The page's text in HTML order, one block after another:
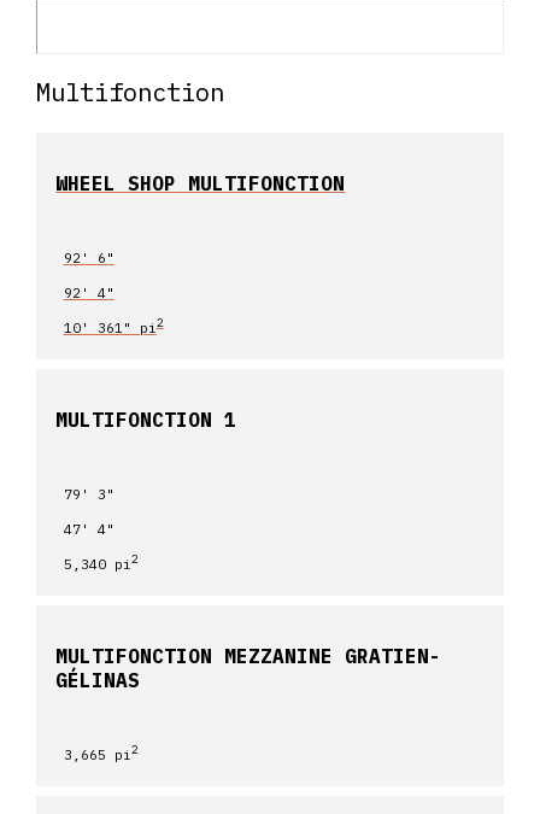
Multifonction
WHEEL SHOP MULTIFONCTION
92' 6"
92' 4"
10' 361" pi2
MULTIFONCTION 1
79' 3"
47' 4"
5,340 pi 2
MULTIFONCTION MEZZANINE GRATIEN-
GÉLINAS
3,665 pi 2